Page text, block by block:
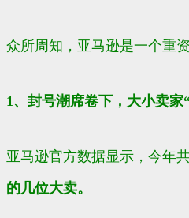
众所周知，亚马逊是一个重
1、封号潮席卷下，大小卖家
亚马逊官方数据显示，今年
的几位大卖。